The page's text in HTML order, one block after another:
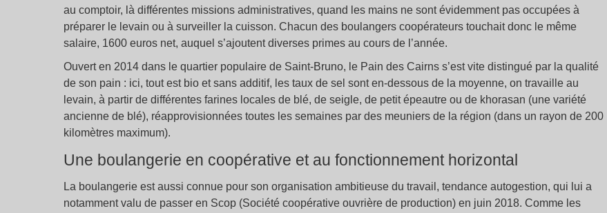
au comptoir, là différentes missions administratives, quand les mains ne sont évidemment pas occupées à
préparer le levain ou à surveiller la cuisson. Chacun des boulangers coopérateurs touchait donc le même
salaire, 1600 euros net, auquel s’ajoutent diverses primes au cours de l’année.
Ouvert en 2014 dans le quartier populaire de Saint-Bruno, le Pain des Cairns s’est vite distingué par la qualité
de son pain : ici, tout est bio et sans additif, les taux de sel sont en-dessous de la moyenne, on travaille au
levain, à partir de différentes farines locales de blé, de seigle, de petit épeautre ou de khorasan (une variété
ancienne de blé), réapprovisionnées toutes les semaines par des meuniers de la région (dans un rayon de 200
kilomètres maximum).
Une boulangerie en coopérative et au fonctionnement horizontal
La boulangerie est aussi connue pour son organisation ambitieuse du travail, tendance autogestion, qui lui a
notamment valu de passer en Scop (Société coopérative ouvrière de production) en juin 2018. Comme les